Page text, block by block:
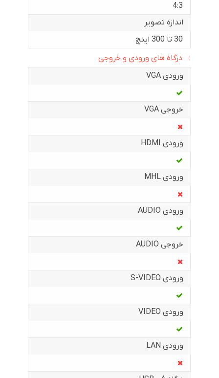
4:3
اندازه تصویر
30 تا 300 اینچ
درگاه های ورودی و خروجی
ورودی VGA
خروجی VGA
ورودی HDMI
ورودی MHL
ورودی AUDIO
خروجی AUDIO
ورودی S-VIDEO
ورودی VIDEO
ورودی LAN